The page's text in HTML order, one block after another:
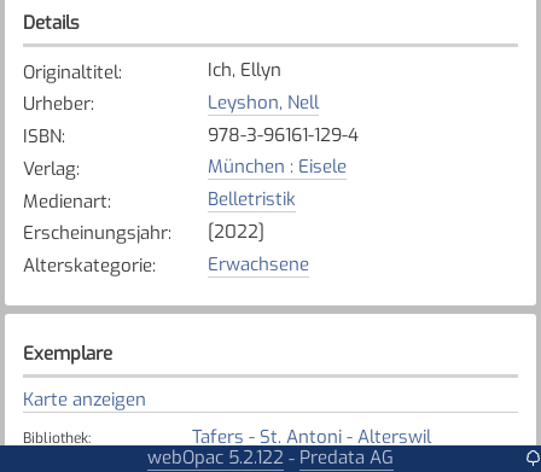
Details
Originaltitel:
Ich, Ellyn
Urheber:
Leyshon, Nell
ISBN:
978-3-96161-129-4
Verlag:
München : Eisele
Medienart:
Belletristik
Erscheinungsjahr:
[2022]
Alterskategorie: Erwachsene
Exemplare
Karte anzeigen
Bibliothek: Tafers - St. Antoni - Alterswil
Verfügbar
webOpac 5.2.122 - Predata AG